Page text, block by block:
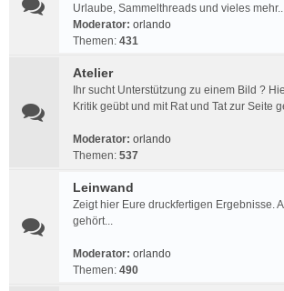
Urlaube, Sammelthreads und vieles
Moderator: orlando
Themen: 431
Atelier
Ihr sucht Unterstützung zu einem Bild ?
Kritik geübt und mit Rat und Tat zur Seite
Moderator: orlando
Themen: 537
Leinwand
Zeigt hier Eure druckfertigen Ergebnisse.
gehört...
Moderator: orlando
Themen: 490